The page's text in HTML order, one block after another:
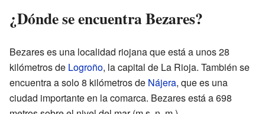
¿Dónde se encuentra Bezares?
Bezares es una localidad riojana que está a unos 28
kilómetros de Logroño, la capital de La Rioja. También se
encuentra a solo 8 kilómetros de Nájera, que es una
ciudad importante en la comarca. Bezares está a 698